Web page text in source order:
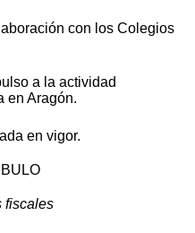
con los Colegios
a la actividad
en Aragón.
en vigor.
fiscales